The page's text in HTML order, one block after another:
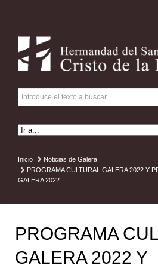
Inicio
Noticias de Galera
PROGRAMA CULTURAL GALERA 2022 Y
GALERA 2022
PROGRAMA
GALERA 2022 Y